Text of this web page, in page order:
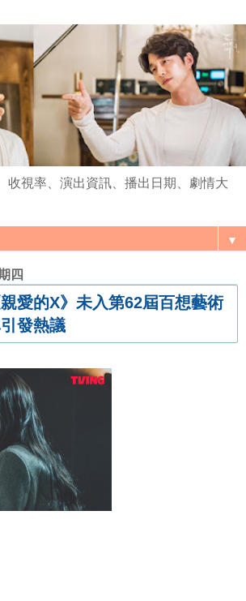
收視率、演出資訊、播出日期、劇情大
▼
四
愛的X》未入第62屆百想藝術
發熱議